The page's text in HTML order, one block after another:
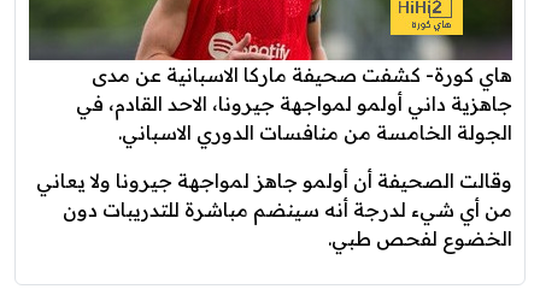
هاي كورة- كشفت صحيفة ماركا الاسبانية عن مدى
جاهزية داني أولمو لمواجهة جيرونا، الاحد القادم، في
الجولة الخامسة من منافسات الدوري الاسباني.
وقالت الصحيفة أن أولمو جاهز لمواجهة جيرونا ولا يعاني
من أي شيء لدرجة أنه سينضم مباشرة للتدريبات دون
الخضوع لفحص طبي.